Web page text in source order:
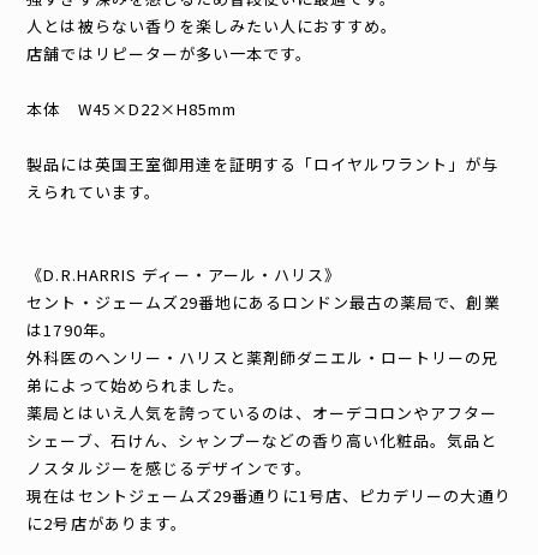
人とは被らない香りを楽しみたい人におすすめ。
店舗ではリピーターが多い一本です。
本体 W45×D22×H85mm
製品には英国王室御用達を証明する「ロイヤルワラント」が与
えられています。
《D.R.HARRIS ディー・アール・ハリス》
セント・ジェームズ29番地にあるロンドン最古の薬局で、創業
は1790年。
外科医のヘンリー・ハリスと薬剤師ダニエル・ロートリーの兄
弟によって始められました。
薬局とはいえ人気を誇っているのは、オーデコロンやアフター
シェーブ、石けん、シャンプーなどの香り高い化粧品。気品と
ノスタルジーを感じるデザインです。
現在はセントジェームズ29番通りに1号店、ピカデリーの大通り
に2号店があります。